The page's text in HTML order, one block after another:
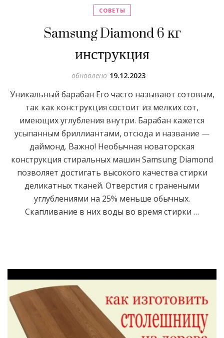
СОВЕТЫ
Samsung Diamond 6 кг
инструкция
обновлено 19.12.2023
Уникальный барабан Его часто называют сотовым,
так как конструкция состоит из мелких сот,
имеющих углубления внутри. Барабан кажется
усыпанным бриллиантами, отсюда и название —
даймонд. Важно! Необычная новаторская
конструкция стиральных машин Samsung Diamond
позволяет достигать высокого качества стирки
деликатных тканей. Отверстия с гранеными
углублениями на 25% меньше обычных.
Скапливание в них воды во время стирки …